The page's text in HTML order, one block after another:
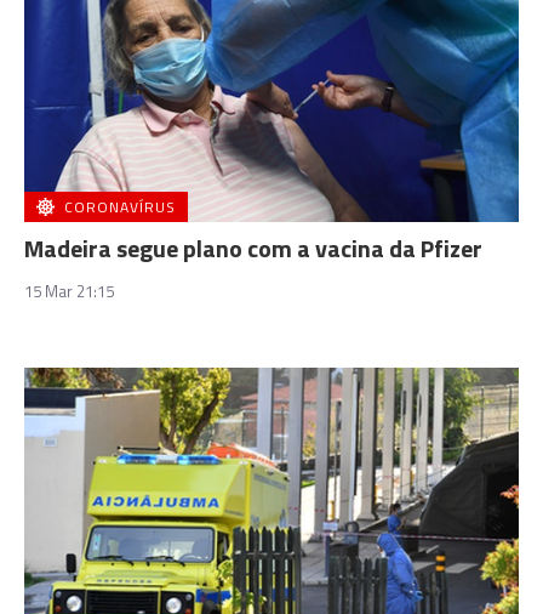
CORONAVÍRUS
Madeira segue plano com a vacina da Pfizer
15 Mar 21:15